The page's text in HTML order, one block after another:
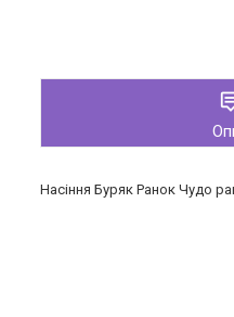
Насіння Буряк Ранок Чудо